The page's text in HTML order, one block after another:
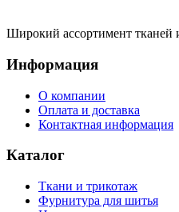
Широкий ассортимент тканей
Информация
О компании
Оплата и доставка
Контактная информация
Каталог
Ткани и трикотаж
Фурнитура для шитья